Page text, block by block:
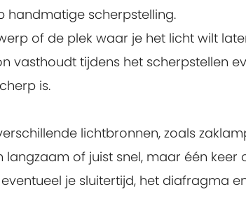
handmatige scherpstelling.
of de plek waar je het licht wilt
vasthoudt tijdens het scherpstellen
is.
lichtbronnen, zoals
of juist snel, maar één keer
eventueel je sluitertijd, het diafragma